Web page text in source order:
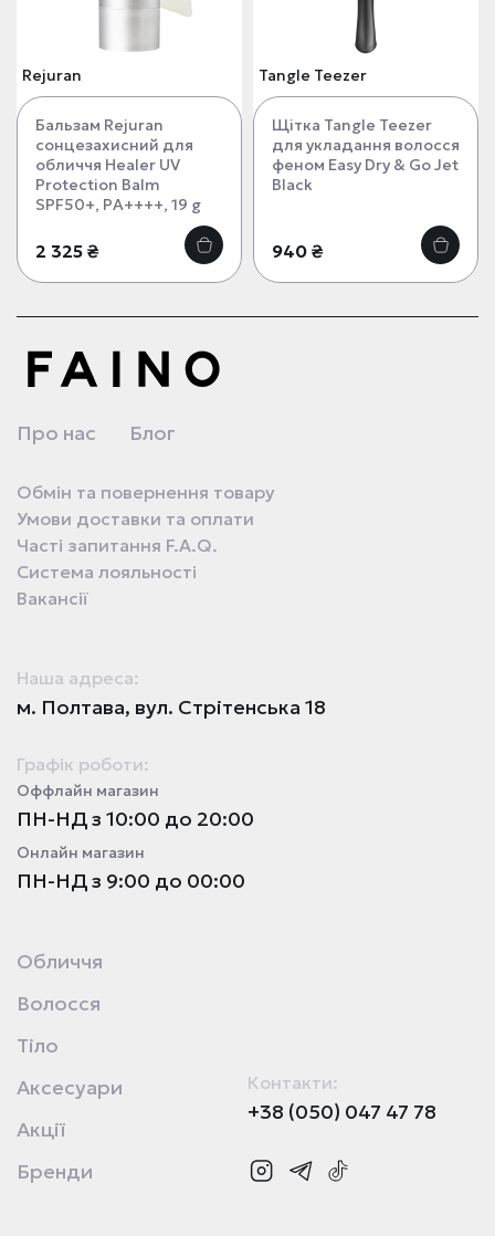
Rejuran
Бальзам Rejuran
сонцезахисний для
обличчя Healer UV
Protection Balm
SPF50+, PA++++, 19 g
2 325 ₴
Tangle Teezer
Щітка Tangle Teezer
для укладання волосся
феном Easy Dry & Go Jet
Black
940 ₴
Про нас Блог
Обмін та повернення товару
Умови доставки та оплати
Часті запитання F.A.Q.
Система лояльності
Вакансії
Наша адреса:
м. Полтава, вул. Стрітенська 18
Графік роботи:
Оффлайн магазин
ПН-НД з 10:00 до 20:00
Онлайн магазин
ПН-НД з 9:00 до 00:00
Контакти:
+38 (050) 047 47 78
Обличчя
Волосся
Тіло
Аксесуари
Акції
Бренди